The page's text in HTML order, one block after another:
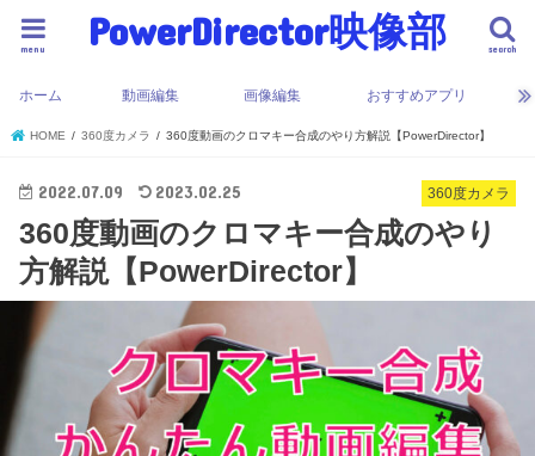
PowerDirector映像部 search
menu
ホーム 動画編集 画像編集 おすすめアプリ
HOME 360度カメラ 360度動画のクロマキー合成のやり方解説【PowerDirector】
360度カメラ
2022.07.09 2023.02.25
360度動画のクロマキー合成のやり
方解説【PowerDirector】